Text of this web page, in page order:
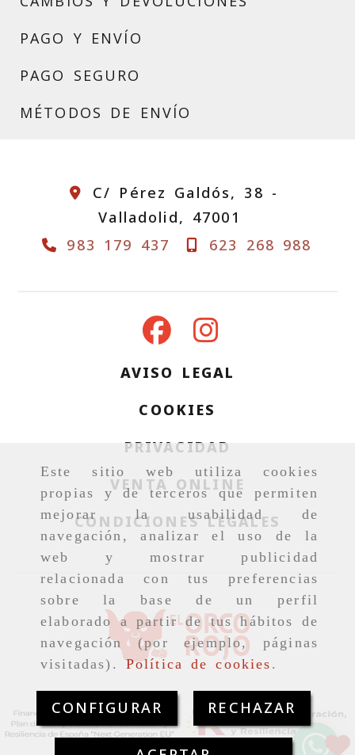
Este sitio web utiliza cookies
propias y de terceros que permiten
mejorar la usabilidad de
navegación, analizar el uso de la
web y mostrar publicidad
relacionada con tus preferencias
sobre la base de un perfil
elaborado a partir de tus hábitos de
navegación (por ejemplo, páginas
visitadas).Política de cookies .
CONFIGURAR RECHAZAR
PAGO Y ENVÍO
PAGO SEGURO
MÉTODOS DE ENVÍO
C/ Pérez Galdós, 38 -
Valladolid, 47001
983 179 437
623 268 988
AVISO LEGAL
COOKIES
PRIVACIDAD
VENTA ONLINE
CONDICIONES LEGALES